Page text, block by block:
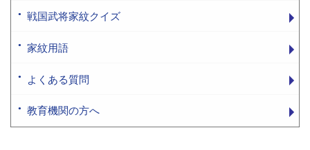
戦国武将家紋クイズ
家紋用語
よくある質問
教育機関の方へ